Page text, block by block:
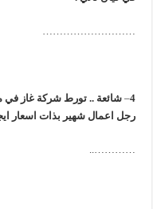
………………………
4
–شائعة .. تورط شركة غاز في
رجل اعمال شهير بذات اسعار
…………..